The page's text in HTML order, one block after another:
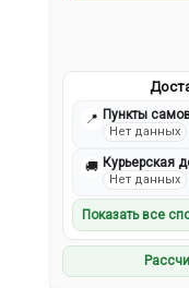
📍 Пункты
Нет данных
🚚 Курьерская
Нет данных
Показать все